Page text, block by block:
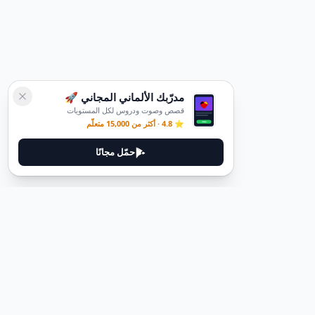
مدرّبك الألماني المجاني 🚀
قصص وصوت ودروس لكل المستويات
⭐ 4.8 · أكثر من 15,000 متعلّم
حمّل مجانًا